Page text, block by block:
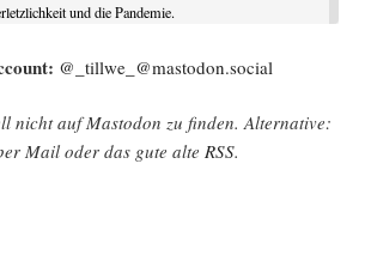
und die Pandemie.
@_tillwe_@mastodon.social
nicht auf Mast­o­don zu fin­den. Alter­na­ti­ve:
Mail oder das gute alte RSS.